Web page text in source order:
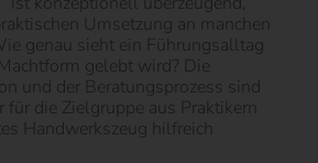
Umsetzung an manchen
genau sieht ein Führungsalltag
gelebt wird? Die
und der Beratungsprozess sind
die Zielgruppe aus Praktikern
Handwerkszeug hilfreich